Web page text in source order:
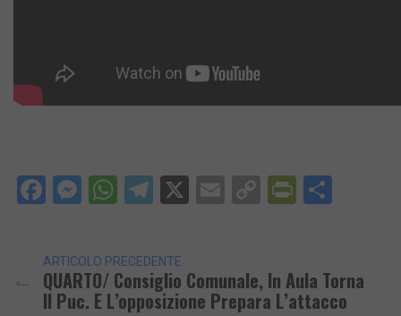
Facebook
Messenger
WhatsApp
Telegram
X EmailCopy
ARTICOLO PRECEDENTE
QUARTO/ Consiglio Comunale, In Aula Torna
Il Puc. E L’opposizione Prepara L’attacco